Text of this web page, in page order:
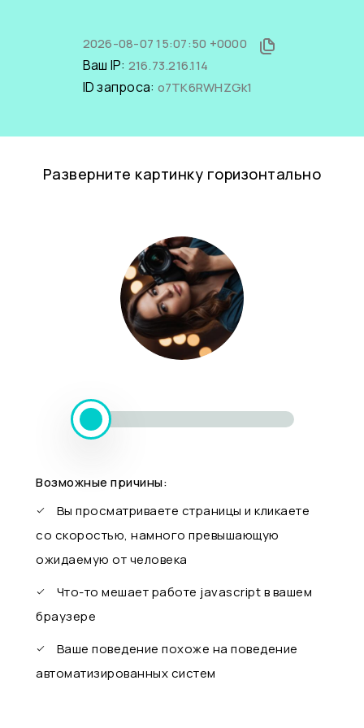
2026-08-07 15:07:50 +0000
Ваш IP: 216.73.216.114
ID запроса: o7TK6RWHZGk1
Разверните картинку горизонтально
Возможные причины:
Вы просматриваете страницы и кликаете
со скоростью, намного превышающую
ожидаемую от человека
Что-то мешает работе javascript в вашем
браузере
Ваше поведение похоже на поведение
автоматизированных систем